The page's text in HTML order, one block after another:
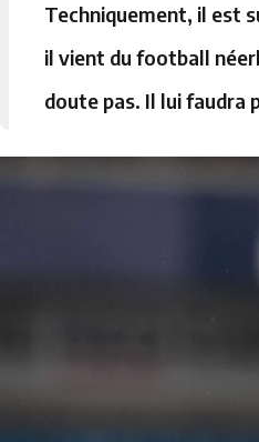
Techniquement, il est
il vient du football
doute pas. Il lui faudra